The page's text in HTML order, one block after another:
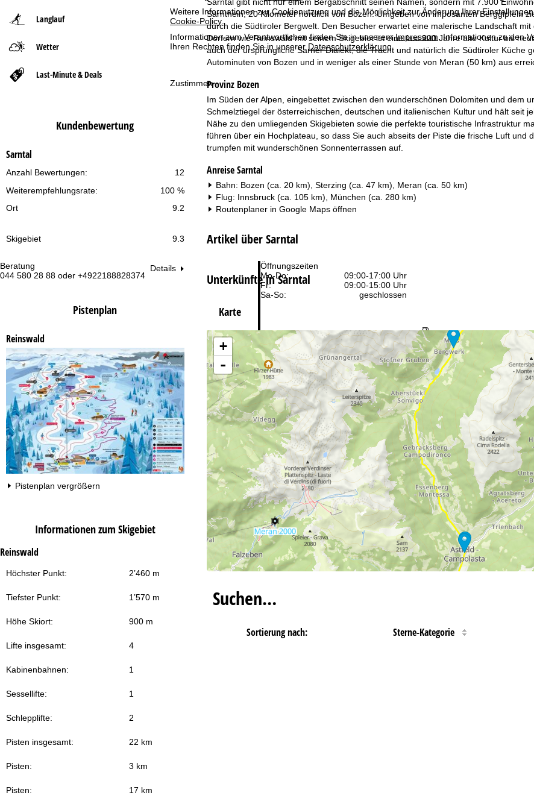
Weitere Informationen zur Cookienutzung und die Möglichkeit zur Änderung Ihrer
Cookie-Policy
Informationen zum Verantwortlichen finden Sie in unseremImpressum . Informationen zu den
Ihren Rechten finden Sie in unserer Datenschutzerklärung.
Zustimmen
Beratung
044 580 28 88 oder +4922188828374
Öffnungszeiten
Mo-Do:
09:00-17:00 Uhr
Fr:
09:00-15:00 Uhr
Sa-So:
geschlossen
Zur Kontaktseite
Beratung
Langlauf
Wetter
Last-Minute & Deals
Kundenbewertung
Sarntal
12
Anzahl Bewertungen:
100 %
Weiterempfehlungsrate:
Ort
9.2
Skigebiet 9.3
Details
Pistenplan
Reinswald
Pistenplan vergrößern
Informationen zum Skigebiet
Reinswald
Höchster Punkt: 2’460 m
Tiefster Punkt: 1’570 m
Höhe Skiort: 900 m
Lifte insgesamt: 4
Kabinenbahnen: 1
Sessellifte: 1
Schlepplifte: 2
Pisten insgesamt: 22 km
Pisten: 3 km
Pisten: 17 km
t
s
i
t
e
Sarnthein, 20 Kilometer nördlich von Bozen. Umgeben von imposanten Berggipfeln
durch die Südtiroler Bergwelt. Den Besucher erwartet eine malerische Landschaft
Dörfern wie Reinswald mit seinem Skigebiet ist eine fast 900 Jahre alte Kultur bis
auch der ursprüngliche Sarner Dialekt, die Tracht und natürlich die Südtiroler Küche
Autominuten von Bozen und in weniger als einer Stunde von Meran (50 km) aus
Provinz Bozen
Im Süden der Alpen, eingebettet zwischen den wunderschönen Dolomiten und dem
Schmelztiegel der österreichischen, deutschen und italienischen Kultur und hält seit
Nähe zu den umliegenden Skigebieten sowie die perfekte touristische Infrastruktur
führen über ein Hochplateau, so dass Sie auch abseits der Piste die frische Luft
trumpfen mit wunderschönen Sonnenterrassen auf.
Anreise Sarntal
Bahn: Bozen (ca. 20 km), Sterzing (ca. 47 km), Meran (ca. 50 km)
Flug: Innsbruck (ca. 105 km), München (ca. 280 km)
Routenplaner in Google Mapsöffnen
Artikel über Sarntal
Unterkünfte in Sarntal
Karte
+
-
Suchen…
Sortierung nach: Sterne-Kategorie